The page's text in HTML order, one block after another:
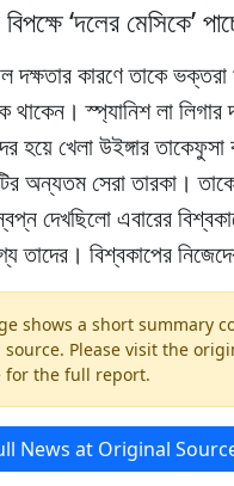
‘দলের মেসিকে’
দক্ষতার কারণে তাকে ভক্তরা
থাকেন। স্প্যানিশ লা লিগার
হয়ে খেলা উইঙ্গার
অন্যতম সেরা তারকা।
দেখছিলো এবারের
তাদের। বিশ্বকাপের
shows a short summary
Please visit the
for the full report.
News at Original